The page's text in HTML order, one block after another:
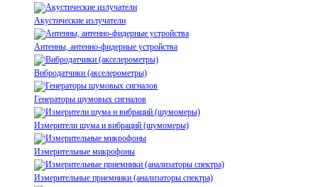
Акустические излучатели
Антенны, антенно-фидерные устройства
Вибродатчики (акселерометры)
Генераторы шумовых сигналов
Измерители шума и вибраций (шумомеры)
Измерительные микрофоны
Измерительные приемники (анализаторы спектра)